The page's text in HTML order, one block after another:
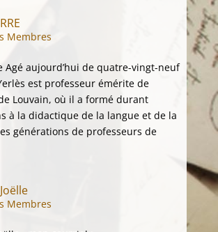
Membres
Agé aujourd’hui de quatre-vingt-neuf
est professeur émérite de
Louvain, où il a formé durant
à la didactique de la langue et de la
générations de professeurs de
Membres